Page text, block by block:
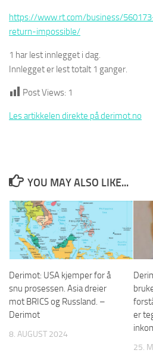
https://www.rt.com/business/
return-impossible/
1 har lest innlegget i dag.
Innlegget er lest totalt 1 ganger.
Post Views: 1
Les artikkelen direkte på derimot.no
YOU MAY ALSO LIKE...
Derimot: USA kjemper for å
snu prosessen. Asia dreier
mot BRICS og Russland. –
Derimot
8. AUGUST 2024
er
25.